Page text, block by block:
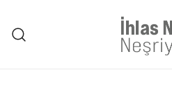
content